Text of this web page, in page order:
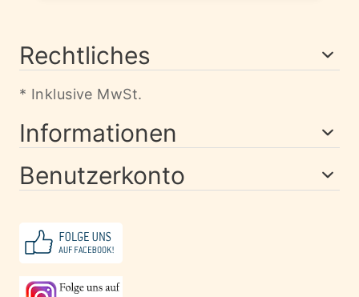
Rechtliches
* Inklusive MwSt.
Informationen
Benutzerkonto